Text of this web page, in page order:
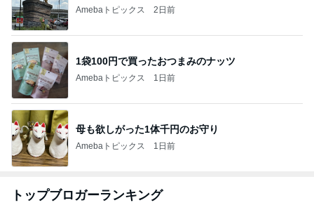
Amebaトピックス 2日前
1袋100円で買ったおつまみのナッツ
Amebaトピックス 1日前
母も欲しがった1体千円のお守り
Amebaトピックス 1日前
トップブロガーランキング